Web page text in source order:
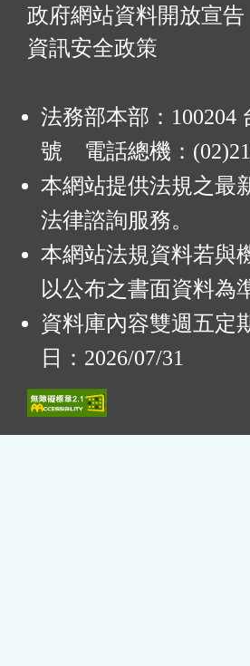
政府網站資料開放宣告
資訊安全政策
法務部本部：100204
號 電話總機：
本網站提供法規之最
法律諮詢服務。
本網站法規資料若與
以公布之書面資料為
資料庫內容雙週五定
日：2026/07/31